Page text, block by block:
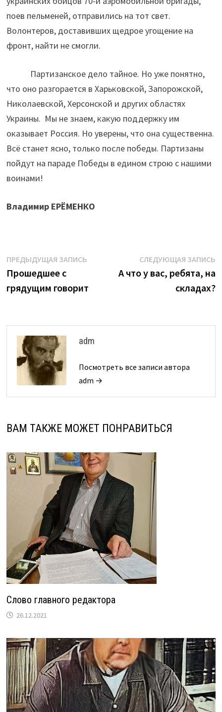
поев пельменей, отправились на тот свет.
Волонтеров, доставивших щедрое угощение на
фронт, найти не смогли.
Партизанское дело тайное. Но уже понятно,
что оно разгорается в Харьковской, Запорожской,
Николаевской, Херсонской и других областях
Украины. Мы не знаем, какую поддержку им
оказывает Россия. Но уверены, что она существенна.
Всё станет ясно, только после победы. Партизаны
пойдут на параде Победы в едином строю с нашими
воинами!
Владимир ЕРЁМЕНКО
Навигация
по
записям
ПРЕДЫДУЩАЯ ЗАПИСЬПредыдущая
Прошедшее с
грядущим говорит
СЛЕДУЮЩАЯ ЗАПИСЬ
А что у вас, ребята, на
складах?
adm
Посмотреть все записи автора
adm →
ВАМ ТАКЖЕ МОЖЕТ ПОНРАВИТЬСЯ
Слово главного редактора
26.12.2021